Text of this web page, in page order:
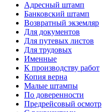
Адресный штамп
Банковский штамп
Возвратный экземляр
Для документов
Для путевых листов
Для трудовых
Именные
К производству работ
Копия верна
Малые штампы
По доверенности
Предрейсовый осмотр